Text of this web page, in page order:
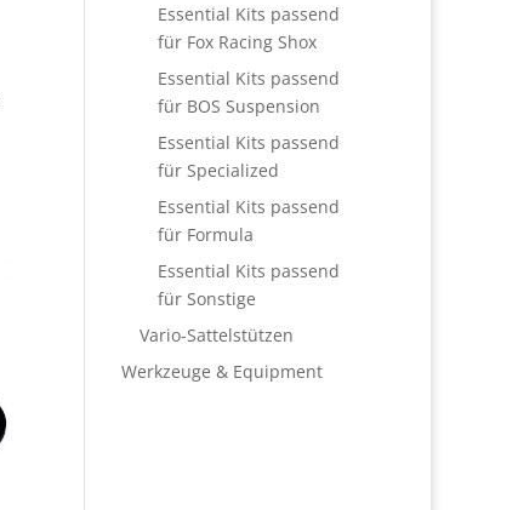
Essential Kits passend
für Fox Racing Shox
Essential Kits passend
für BOS Suspension
Essential Kits passend
für Specialized
Essential Kits passend
für Formula
Essential Kits passend
für Sonstige
Vario-Sattelstützen
Werkzeuge & Equipment